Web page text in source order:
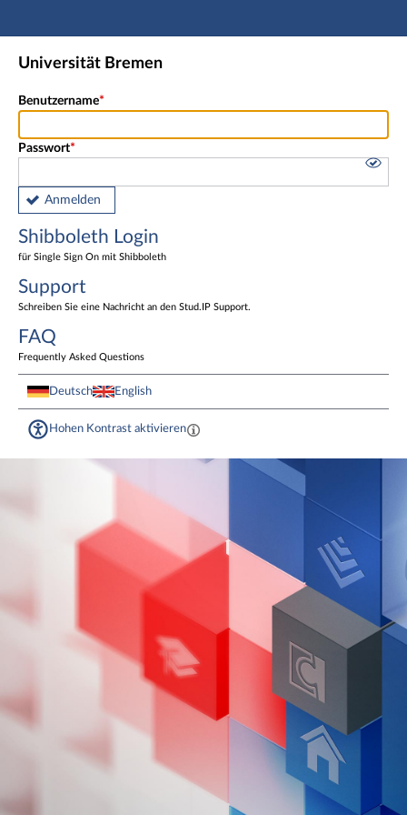
Hauptnavigation
Shibboleth Login
Universität Bremen
Benutzername
Passwort
Anmelden
Shibboleth Login
für Single Sign On mit Shibboleth
Support
Schreiben Sie eine Nachricht an den Stud.IP Support.
FAQ
Frequently Asked Questions
Deutsch English
Hohen Kontrast aktivieren